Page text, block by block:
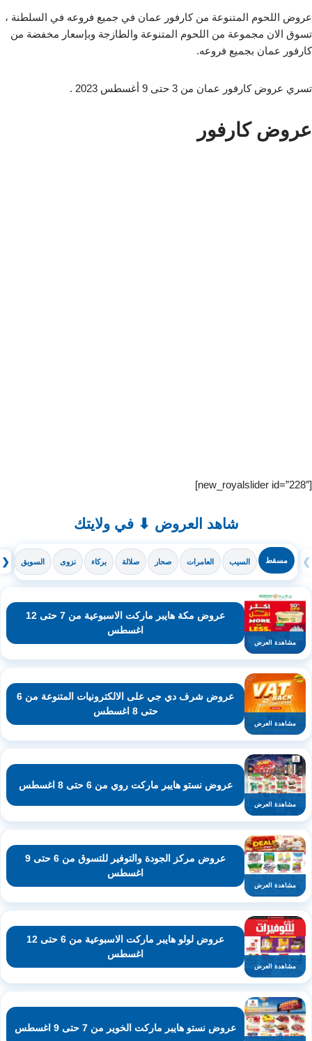
عروض اللحوم المتنوعة من كارفور عمان في جميع فروعه في السلطنة ،
تسوق الان مجموعة من اللحوم المتنوعة والطازجة وبإسعار مخفضة من
كارفور عمان بجميع فروعه.
تسري عروض كارفور عمان من 3 حتى 9 أغسطس 2023 .
عروض كارفور
[new_royalslider id=”228″]
شاهد العروض ⬇ في ولايتك
❮ مسقط السيب العامرات صحار صلالة بركاء نزوى السويق ❯
مشاهدة العرض
عروض مكة هايبر ماركت الاسبوعية من 7 حتى 12
اغسطس
مشاهدة العرض
عروض شرف دي جي على الالكترونيات المتنوعة من 6
حتى 8 اغسطس
مشاهدة العرض
عروض نستو هايبر ماركت روي من 6 حتى 8 اغسطس
مشاهدة العرض
عروض مركز الجودة والتوفير للتسوق من 6 حتى 9
اغسطس
مشاهدة العرض
عروض لولو هايبر ماركت الاسبوعية من 6 حتى 12
اغسطس
عروض نستو هايبر ماركت الخوير من 7 حتى 9 اغسطس